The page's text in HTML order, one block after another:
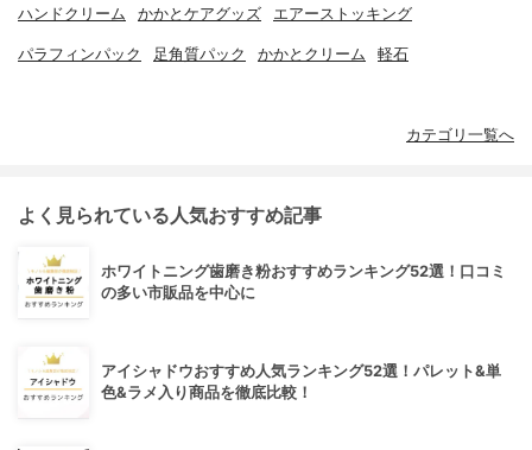
ハンドクリーム かかとケアグッズ エアーストッキング
パラフィンパック 足角質パック かかとクリーム 軽石
カテゴリ一覧へ
よく見られている人気おすすめ記事
ホワイトニング歯磨き粉おすすめランキング52選！口コミ
の多い市販品を中心に
アイシャドウおすすめ人気ランキング52選！パレット&単
色&ラメ入り商品を徹底比較！